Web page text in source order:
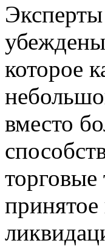
которое
вместо